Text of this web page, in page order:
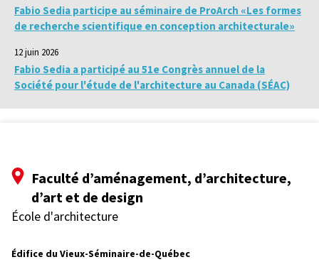
Fabio Sedia participe au séminaire de ProArch «Les formes
de recherche scientifique en conception architecturale»
12 juin 2026
Fabio Sedia a participé au 51e Congrès annuel de la
Société pour l'étude de l'architecture au Canada (SÉAC)
Faculté d’aménagement, d’architecture,
d’art et de design
École d'architecture
Édifice du Vieux-Séminaire-de-Québec